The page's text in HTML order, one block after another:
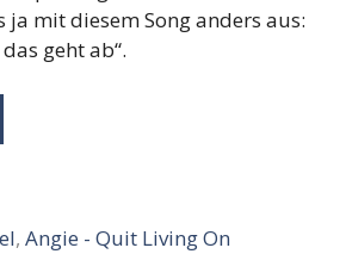
ja mit diesem Song anders aus:
geht ab“.
,Angie - Quit Living On